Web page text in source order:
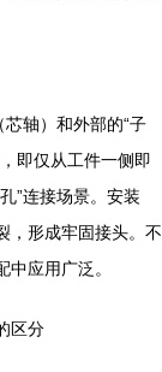
轴）和外部的“子
即仅从工件一侧即
”连接场景。安装
，形成牢固接头。不
应用广泛。
区分